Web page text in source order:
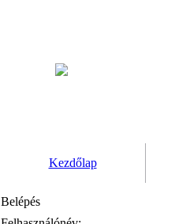
Kezdőlap
Belépés